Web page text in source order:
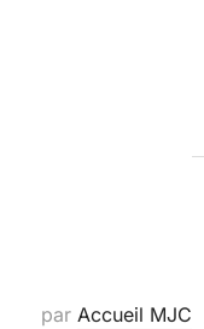
par Accueil MJC